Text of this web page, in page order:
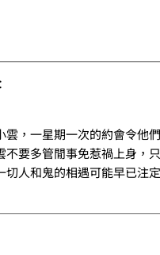
雲，一星期一次的約會令他
不要多管閒事免惹禍上身，
切人和鬼的相遇可能早已注